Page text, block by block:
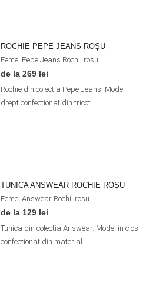
ROCHIE PEPE JEANS ROȘU
Femei Pepe Jeans Rochii rosu
de la 269 lei
Rochie din colectia Pepe Jeans. Model
drept confectionat din tricot...
TUNICA ANSWEAR ROCHIE ROȘU
Femei Answear Rochii rosu
de la 129 lei
Tunica din colectia Answear. Model in clos
confectionat din material...